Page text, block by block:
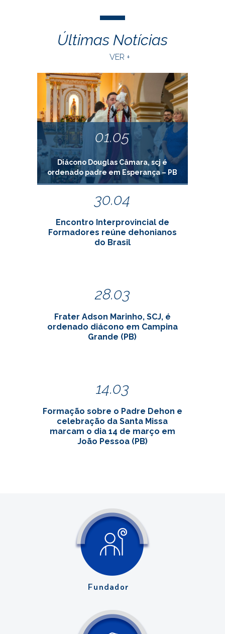
Últimas Notícias
VER +
01.05
Diácono Douglas Câmara, scj é
ordenado padre em Esperança – PB
30.04
Encontro Interprovincial de
Formadores reúne dehonianos
do Brasil
28.03
Frater Adson Marinho, SCJ, é
ordenado diácono em Campina
Grande (PB)
14.03
Formação sobre o Padre Dehon e
celebração da Santa Missa
marcam o dia 14 de março em
João Pessoa (PB)